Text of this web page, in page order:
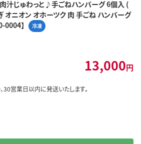
汁じゅわっと♪手ごねハンバーグ 6個入 (
ニオン オホーツク 肉 手ごね ハンバーグ
0004】
冷凍
13,000円
30営業日以内に発送いたします。